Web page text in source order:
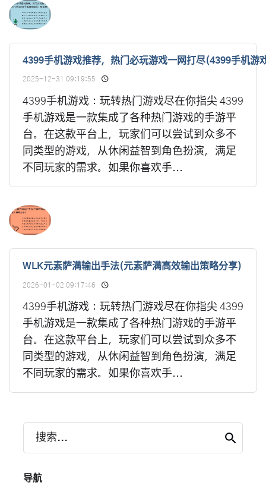
4399手机游戏推荐，热门必玩游戏一网打尽(4399手机游
2025-12-31 09:19:55
4399手机游戏：玩转热门游戏尽在你指尖 4399
手机游戏是一款集成了各种热门游戏的手游平
台。在这款平台上，玩家们可以尝试到众多不
同类型的游戏，从休闲益智到角色扮演，满足
不同玩家的需求。如果你喜欢手...
WLK元素萨满输出手法(元素萨满高效输出策略分享)
2026-01-02 09:17:46
4399手机游戏：玩转热门游戏尽在你指尖 4399
手机游戏是一款集成了各种热门游戏的手游平
台。在这款平台上，玩家们可以尝试到众多不
同类型的游戏，从休闲益智到角色扮演，满足
不同玩家的需求。如果你喜欢手...
搜索...
导航